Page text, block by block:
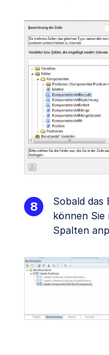
Sobald das
können Sie
Spalten